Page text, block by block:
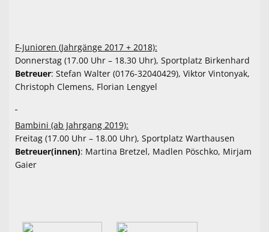
F-Junioren (Jahrgänge 2017 + 2018):
Donnerstag (17.00 Uhr – 18.30 Uhr), Sportplatz Birkenhard
Betreuer: Stefan Walter (0176-32040429), Viktor Vintonyak,
Christoph Clemens, Florian Lengyel
Bambini (ab Jahrgang 2019):
Freitag (17.00 Uhr – 18.00 Uhr), Sportplatz Warthausen
Betreuer(innen): Martina Bretzel, Madlen Pöschko, Mirjam
Gaier